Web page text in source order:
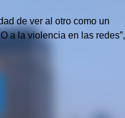
de ver al otro como un
a la violencia en las redes”,